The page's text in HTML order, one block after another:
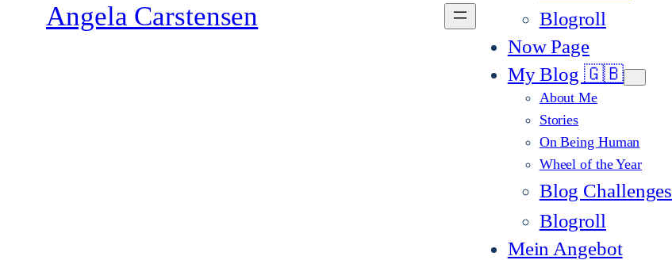
Angela Carstensen
Blogroll
Now Page
My Blog 🇬🇧
About Me
Stories
On Being Human
Wheel of the Year
Blog Challenges
Blogroll
Mein Angebot